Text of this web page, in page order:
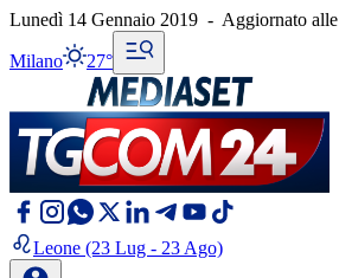
Lunedì 14 Gennaio 2019 - Aggiornato alle
Milano 27°
Leone (23 Lug - 23 Ago)